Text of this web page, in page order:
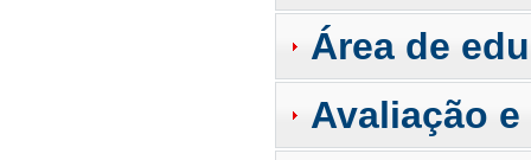
Área de
Avaliação